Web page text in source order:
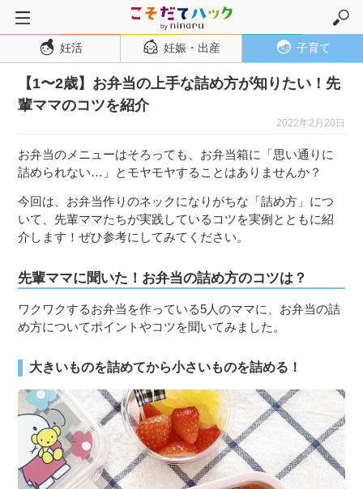
トップページ
妊活
妊娠・出産
妊娠初期
妊娠中期
妊娠後期
子育て・育児
０歳児
１歳児
２歳児
７〜１２歳児
妊活 妊娠・出産 子育て
【1〜2歳】お弁当の上手な詰め方が知りたい！先
輩ママのコツを紹介
2022年2月20日
お弁当のメニューはそろっても、お弁当箱に「思い通りに
詰められない…」とモヤモヤすることはありませんか？
今回は、お弁当作りのネックになりがちな「詰め方」につ
いて、先輩ママたちが実践しているコツを実例とともに紹
介します！ぜひ参考にしてみてください。
先輩ママに聞いた！お弁当の詰め方のコツは？
ワクワクするお弁当を作っている5人のママに、お弁当の詰
め方についてポイントやコツを聞いてみました。
大きいものを詰めてから小さいものを詰める！